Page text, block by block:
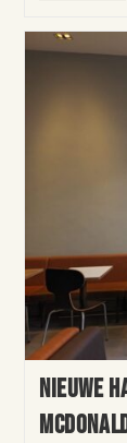
Nieuwe